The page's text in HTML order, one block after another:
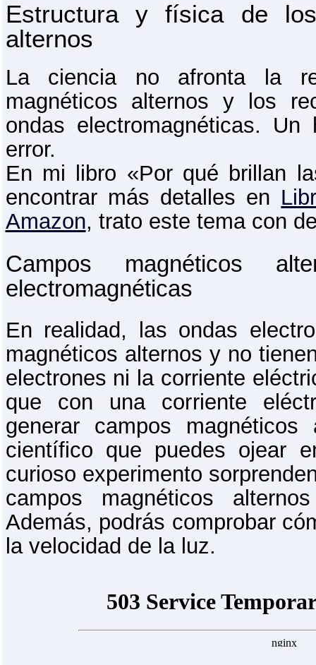
Estructura y física de
alternos
La ciencia no afronta la
magnéticos alternos y los
ondas electromagnéticas.
error.
En mi libro «Por qué brillan
encontrar más detalles en
Amazon, trato este tema con
Campos magnéticos
electromagnéticas
En realidad, las ondas
magnéticos alternos y no
electrones ni la corriente
que con una corriente
generar campos
científico que puedes ojear
curioso experimento
campos magnéticos
Además, podrás comprobar
la velocidad de la luz.